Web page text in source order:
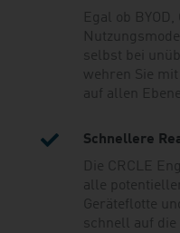
Egal ob BYOD,
selbst bei
wehren Sie
auf allen

Schnellere
Die CRCLE
alle
Geräteflotte
schnell auf